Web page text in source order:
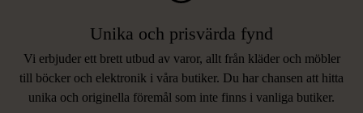
Unika och prisvärda fynd
Vi erbjuder ett brett utbud av varor, allt från kläder och möbler
till böcker och elektronik i våra butiker. Du har chansen att hitta
unika och originella föremål som inte finns i vanliga butiker.
LIKNANDE PRODUKTER
Hitta produkter som påminner om denna